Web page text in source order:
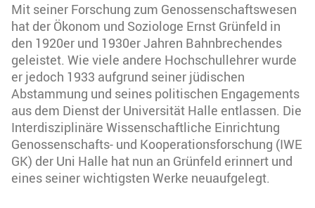
Mit seiner Forschung zum Genossenschaftswesen
hat der Ökonom und Soziologe Ernst Grünfeld in
den 1920er und 1930er Jahren Bahnbrechendes
geleistet. Wie viele andere Hochschullehrer wurde
er jedoch 1933 aufgrund seiner jüdischen
Abstammung und seines politischen Engagements
aus dem Dienst der Universität Halle entlassen. Die
Interdisziplinäre Wissenschaftliche Einrichtung
Genossenschafts- und Kooperationsforschung (IWE
GK) der Uni Halle hat nun an Grünfeld erinnert und
eines seiner wichtigsten Werke neuaufgelegt.